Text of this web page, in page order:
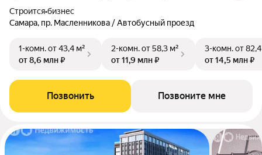
Строится•бизнес
Самара, пр. Масленникова / Автобусный проезд
1-комн.от 43,4 м²
от 8,6 млн ₽
2-комн.от 58,3 м²
от 11,9 млн ₽
3-комн.от
от 14,5 млн ₽
Позвонить Позвоните мне